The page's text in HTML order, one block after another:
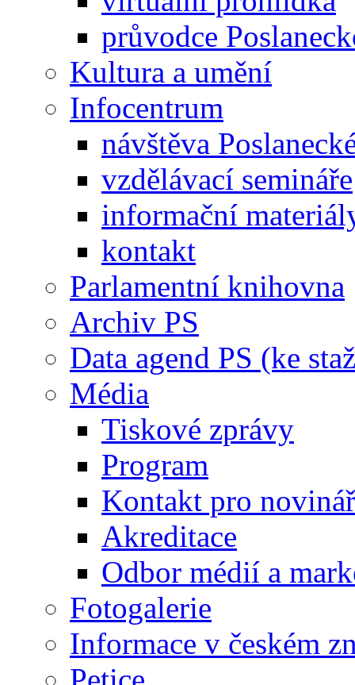
průvodce
Kultura a umění
Infocentrum
návštěva
vzdělávací semináře
informační
kontakt
Parlamentní knihovna
Archiv PS
Data agend PS (ke
Média
Tiskové zprávy
Program
Kontakt pro
Akreditace
Odbor médií a
Fotogalerie
Informace v českém